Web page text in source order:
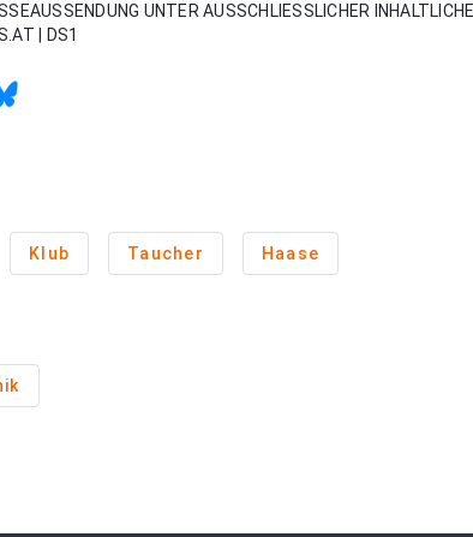
UNTER AUSSCHLIESSLICHER
| DS1
Klub Taucher Haase